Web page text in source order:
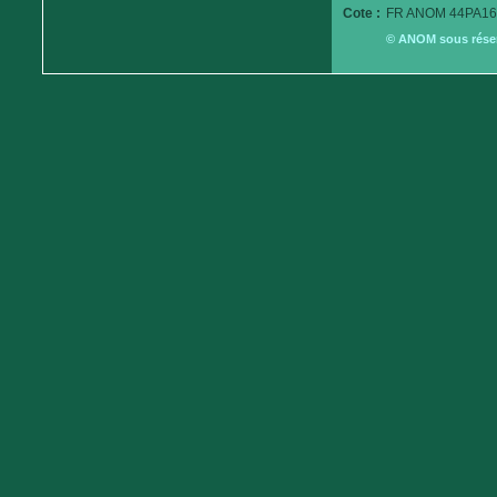
Cote : FR ANOM
© ANOM sous